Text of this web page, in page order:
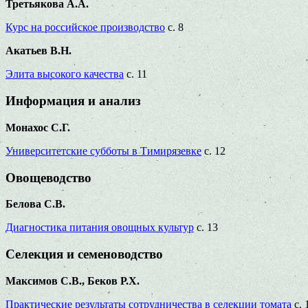
Третьякова А.А.
Курс на российское производство с. 8
Акатьев В.Н.
Элита высокого качества с. 11
Информация и анализ
Монахос С.Г.
Университетские субботы в Тимирязевке с. 12
Овощеводство
Белова С.В.
Диагностика питания овощных культурс. 13
Селекция и семеноводство
Максимов С.В., Беков Р.Х.
Практические результаты сотрудничества в селекции томатас.